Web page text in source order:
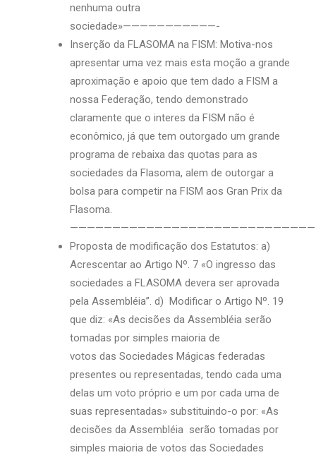
nenhuma outra
sociedade»———————————-
Inserção da FLASOMA na FISM: Motiva-nos
apresentar uma vez mais esta moção a grande
aproximação e apoio que tem dado a FISM a
nossa Federação, tendo demonstrado
claramente que o interes da FISM não é
econômico, já que tem outorgado um grande
programa de rebaixa das quotas para as
sociedades da Flasoma, alem de outorgar a
bolsa para competir na FISM aos Gran Prix da
Flasoma.
Proposta de modificação dos Estatutos: a)
Acrescentar ao Artigo Nº. 7 «O ingresso das
sociedades a FLASOMA devera ser aprovada
pela Assembléia”. d) Modificar o Artigo Nº. 19
que diz: «As decisões da Assembléia serão
tomadas por simples maioria de
votos das Sociedades Mágicas federadas
presentes ou representadas, tendo cada uma
delas um voto próprio e um por cada uma de
suas representadas» substituindo-o por: «As
decisões da Assembléia serão tomadas por
simples maioria de votos das Sociedades